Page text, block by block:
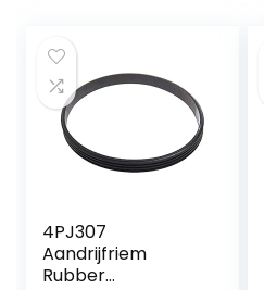
4PJ307
Aandrijfriem
Rubber